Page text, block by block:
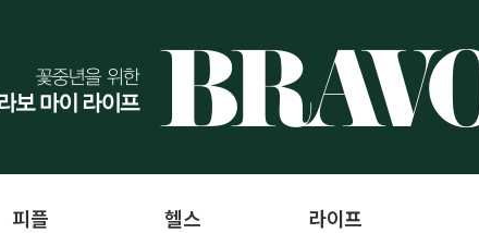
피플 헬스 라이프